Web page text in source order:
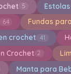
5 Estolas
64 Fundas
crochet 41
Crochet 2
Manta para